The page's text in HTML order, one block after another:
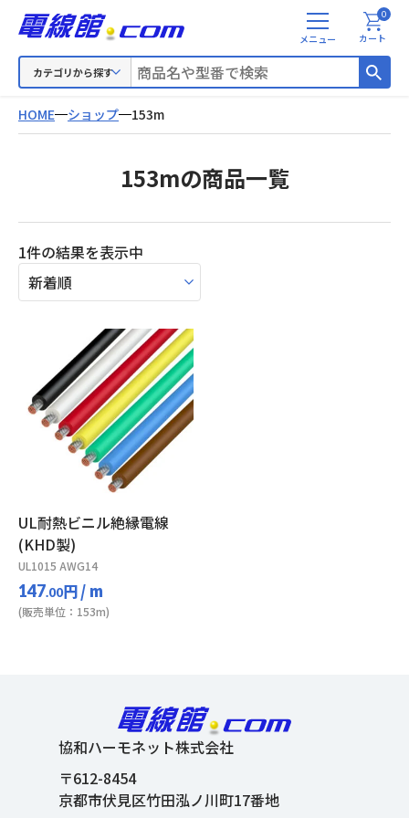
カテゴリから探す
メ
ニ
カート
0
HOME ショップ 153m
153mの商品一覧
1件の結果を表示中
UL耐熱ビニル絶縁電線
(KHD製)
UL1015 AWG14
147.00円/ m
(販売単位：153m)
協和ハーモネット株式会社
〒612-8454
京都市伏見区竹田泓ノ川町17番地